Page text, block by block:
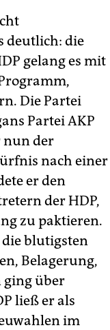
deutlich: die
gelang es mit
Die Partei
Partei AKP
nun der
nach einer
er den
der HDP,
zu paktieren.
die blutigsten
Belagerung,
ging über
ließ er als
im